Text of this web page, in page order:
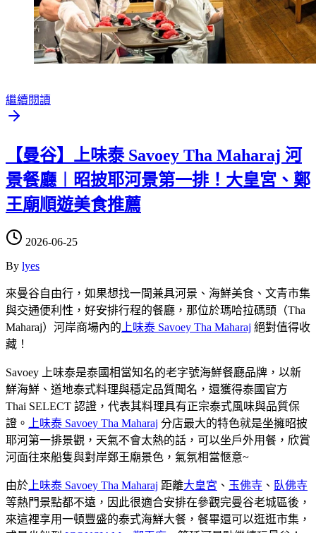
繼續閱讀
【曼谷】上味泰 Savoey Tha Maharaj 河
景餐廳︱昭披耶河景第一排！大皇宮、鄭
王廟順遊美食推薦
2026-06-25
By lyes
來曼谷自由行，如果想找一間兼具河景、海鮮美食、文青市集
與交通便利性，好安排行程的餐廳，那位於瑪哈拉碼頭（Tha
Maharaj）河岸商場內的上味泰 Savoey Tha Maharaj 絕對值得收
藏！
Savoey 上味泰是泰國相當知名的老字號海鮮餐廳品牌，以新
鮮海鮮、道地泰式料理與穩定品質聞名，還獲得泰國官方
Thai SELECT 認證，代表其料理具有正宗泰式風味與品質保
證。 上味泰 Savoey Tha Maharaj 分店最大的特色就是坐擁昭披
耶河第一排景觀，天氣不會太熱的話，可以坐戶外用餐，欣賞
河面往來船隻與對岸鄭王廟景色，氣氛相當愜意~
由於上味泰 Savoey Tha Maharaj 距離大皇宮 、 玉佛寺 、 臥佛寺
等熱門景點都不遠，因此很適合安排在參觀完曼谷老城區後，
來這裡享用一頓豐盛的泰式海鮮大餐，餐畢還可以逛逛市集，